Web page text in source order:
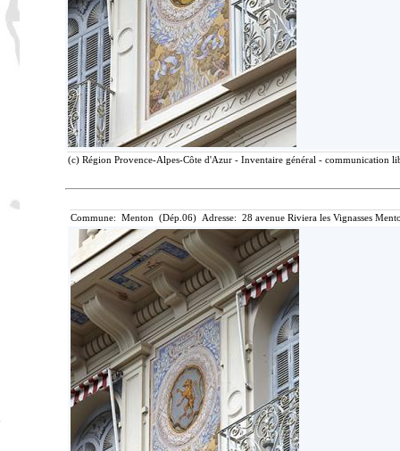
(c) Région Provence-Alpes-Côte d'Azur - Inventaire général - communication
Commune: Menton (Dép.06) Adresse: 28 avenue Riviera les Vignasses